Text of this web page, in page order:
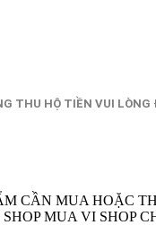
HỘ TIỀN VUI LÒNG
CẦN MUA HOẶC
MUA VI SHOP